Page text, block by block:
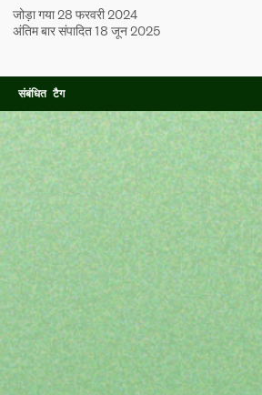
जोड़ा गया 28 फरवरी 2024
अंतिम बार संपादित 18 जून 2025
संबंधित टैग